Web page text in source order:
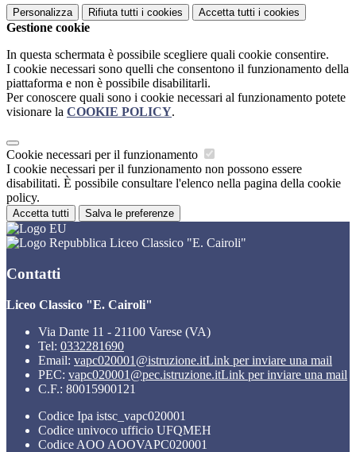
Personalizza Rifiuta tutti i cookies Accetta tutti i cookies
Gestione cookie
In questa schermata è possibile scegliere quali cookie consentire.
I cookie necessari sono quelli che consentono il funzionamento della
piattaforma e non è possibile disabilitarli.
Per conoscere quali sono i cookie necessari al funzionamento potete
visionare la COOKIE POLICY.
Cookie necessari per il funzionamento
I cookie necessari per il funzionamento non possono essere
disabilitati. È possibile consultare l'elenco nella pagina della cookie
policy.
Accetta tutti Salva le preferenze
Liceo Classico "E. Cairoli"
Contatti
Liceo Classico "E. Cairoli"
Via Dante 11 - 21100 Varese (VA)
Tel: 0332281690
Email: vapc020001@istruzione.itLink per inviare una mail
PEC: vapc020001@pec.istruzione.itLink per inviare una mail
C.F.: 80015900121
Codice Ipa istsc_vapc020001
Codice univoco ufficio UFQMEH
Codice AOO AOOVAPC020001